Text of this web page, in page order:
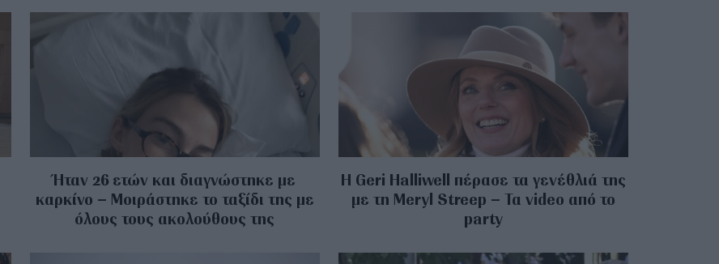
Ήταν 26 ετών και διαγνώστηκε με
καρκίνο – Μοιράστηκε το ταξίδι της με
όλους τους ακολούθους της
Η Geri Halliwell πέρασε τα γενέθλιά της
με τη Meryl Streep – Τα video από το
party